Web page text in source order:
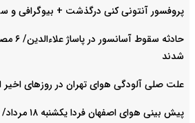
پروفسور آنتونی کنی درگذشت + بیوگرافی و
حادثه
شدند
علت صلی آلودگی هوای تهران در روزهای اخیر
پیش بینی